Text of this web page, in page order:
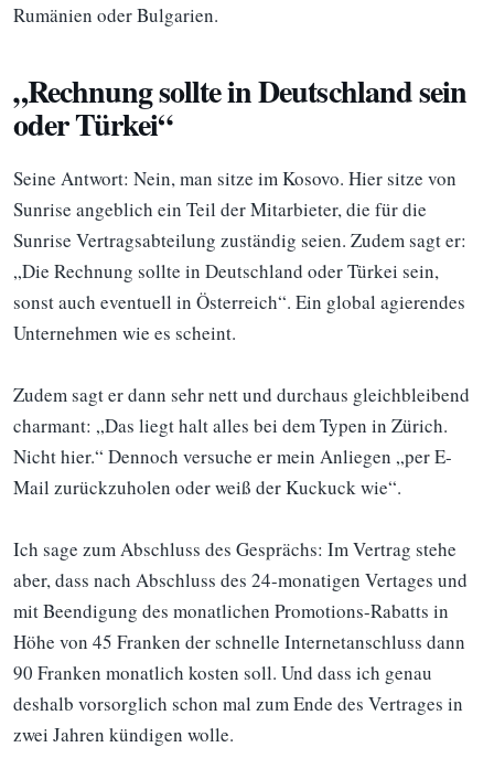
Rumänien oder Bulgarien.
„Rechnung sollte in Deutschland sein
oder Türkei“
Seine Antwort: Nein, man sitze im Kosovo. Hier sitze von
Sunrise angeblich ein Teil der Mitarbieter, die für die
Sunrise Vertragsabteilung zuständig seien. Zudem sagt er:
„Die Rechnung sollte in Deutschland oder Türkei sein,
sonst auch eventuell in Österreich“. Ein global agierendes
Unternehmen wie es scheint.
Zudem sagt er dann sehr nett und durchaus gleichbleibend
charmant: „Das liegt halt alles bei dem Typen in Zürich.
Nicht hier.“ Dennoch versuche er mein Anliegen „per E-
Mail zurückzuholen oder weiß der Kuckuck wie“.
Ich sage zum Abschluss des Gesprächs: Im Vertrag stehe
aber, dass nach Abschluss des 24-monatigen Vertages und
mit Beendigung des monatlichen Promotions-Rabatts in
Höhe von 45 Franken der schnelle Internetanschluss dann
90 Franken monatlich kosten soll. Und dass ich genau
deshalb vorsorglich schon mal zum Ende des Vertrages in
zwei Jahren kündigen wolle.